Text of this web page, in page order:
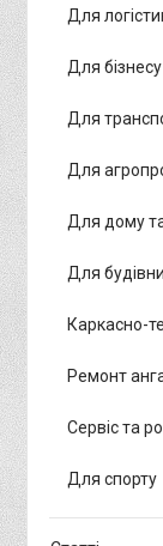
Для
Для
Для
Для
Для дому
Для
Каркасно-
Ремонт
Сервіс та
Для спорту